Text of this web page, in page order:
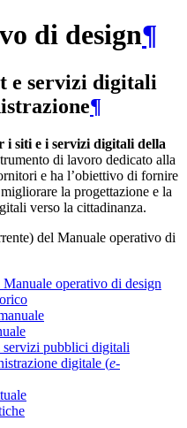
di design¶
e servizi digitali
¶
i siti e i servizi digitali della
di lavoro dedicato alla
e ha l’obiettivo di fornire
la progettazione e la
verso la cittadinanza.
del Manuale operativo di
operativo di design
servizi pubblici digitali
digitale (e-